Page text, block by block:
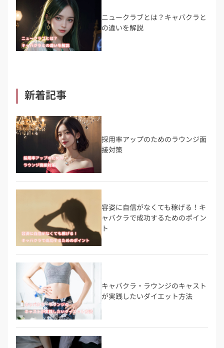
ニュークラブとは？キャバクラと
の違いを解説
新着記事
採用率アップのためのラウンジ面
接対策
容姿に自信がなくても稼げる！キ
ャバクラで成功するためのポイン
ト
キャバクラ・ラウンジのキャスト
が実践したいダイエット方法